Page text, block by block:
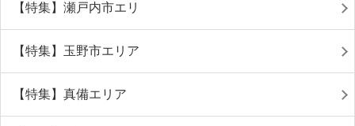
【特集】瀬戸内市エリ
【特集】玉野市エリア
【特集】真備エリア